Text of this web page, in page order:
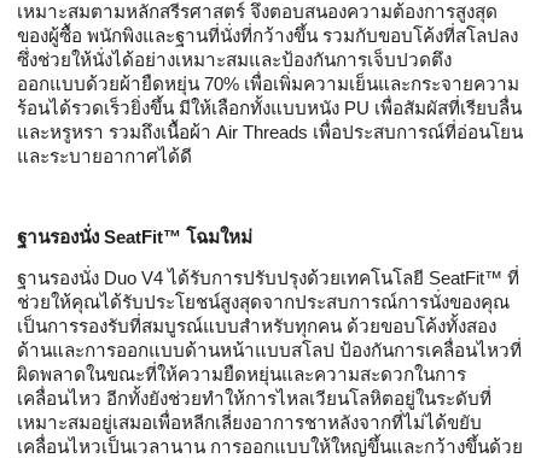
เหมาะสมตามหลักสรีรศาสตร์ จึงตอบสนองความต้องการสูงสุด
ของผู้ซื้อ พนักพิงและฐานที่นั่งที่กว้างขึ้น รวมกับขอบโค้งที่สโลปลง
ซึ่งช่วยให้นั่งได้อย่างเหมาะสมและป้องกันการเจ็บปวดตึง
ออกแบบด้วยผ้ายืดหยุ่น 70% เพื่อเพิ่มความเย็นและกระจายความ
ร้อนได้รวดเร็วยิ่งขึ้น มีให้เลือกทั้งแบบหนัง PU เพื่อสัมผัสที่เรียบลื่น
และหรูหรา รวมถึงเนื้อผ้า Air Threads เพื่อประสบการณ์ที่อ่อนโยน
และระบายอากาศได้ดี
ฐานรองนั่ง SeatFit™ โฉมใหม่
ฐานรองนั่ง Duo V4 ได้รับการปรับปรุงด้วยเทคโนโลยี SeatFit™ ที่
ช่วยให้คุณได้รับประโยชน์สูงสุดจากประสบการณ์การนั่งของคุณ
เป็นการรองรับที่สมบูรณ์แบบสำหรับทุกคน ด้วยขอบโค้งทั้งสอง
ด้านและการออกแบบด้านหน้าแบบสโลป ป้องกันการเคลื่อนไหวที่
ผิดพลาดในขณะที่ให้ความยืดหยุ่นและความสะดวกในการ
เคลื่อนไหว อีกทั้งยังช่วยทำให้การไหลเวียนโลหิตอยู่ในระดับที่
เหมาะสมอยู่เสมอเพื่อหลีกเลี่ยงอาการชาหลังจากที่ไม่ได้ขยับ
เคลื่อนไหวเป็นเวลานาน การออกแบบให้ใหญ่ขึ้นและกว้างขึ้นด้วย